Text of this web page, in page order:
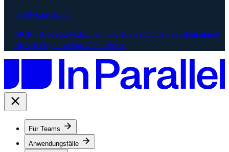
Ihre KI ausrichten
MCP-native Kontextschicht. KI-Tools schöpfen aus dem immer
aktiven Organisations-Gedächtnis.
Für Teams
Anwendungsfälle